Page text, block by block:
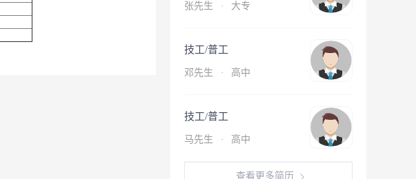
张先生 · 大专
技工/普工
邓先生 · 高中
技工/普工
马先生 · 高中
查看更多简历